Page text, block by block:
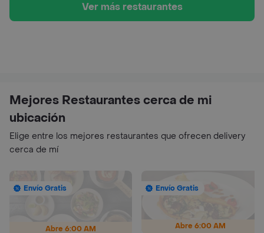
Ver más restaurantes
Mejores Restaurantes cerca de mi
ubicación
Elige entre los mejores restaurantes que ofrecen delivery
cerca de mí
Abre 6:00 AM
Envío Gratis
Abre 6:00 AM
Envío Gratis